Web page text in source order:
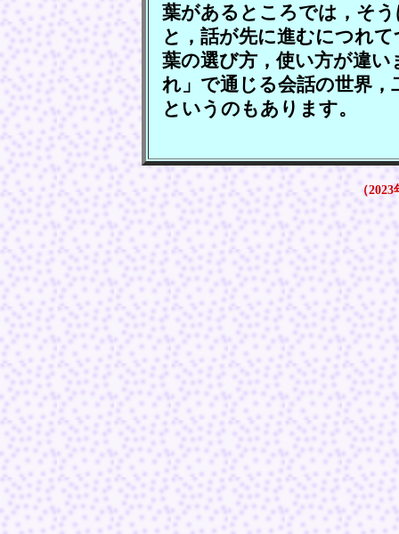
葉があるところでは，そ
と，話が先に進むにつれ
葉の選び方，使い方が違
れ」で通じる会話の世界
というのもあります。
（